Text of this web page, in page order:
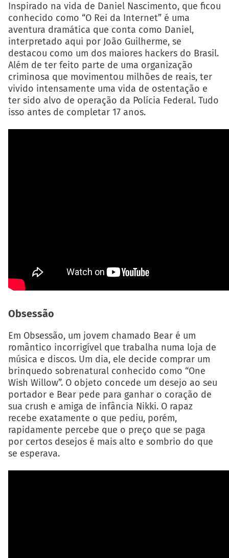
Inspirado na vida de Daniel Nascimento, que ficou
conhecido como “O Rei da Internet” é uma
aventura dramática que conta como Daniel,
interpretado aqui por João Guilherme, se
destacou como um dos maiores hackers do Brasil.
Além de ter feito parte de uma organização
criminosa que movimentou milhões de reais, ter
vivido intensamente uma vida de ostentação e
ter sido alvo de operação da Polícia Federal. Tudo
isso antes de completar 17 anos.
Obsessão
Em Obsessão, um jovem chamado Bear é um
romântico incorrigível que trabalha numa loja de
música e discos. Um dia, ele decide comprar um
brinquedo sobrenatural conhecido como “One
Wish Willow”. O objeto concede um desejo ao seu
portador e Bear pede para ganhar o coração de
sua crush e amiga de infância Nikki. O rapaz
recebe exatamente o que pediu, porém,
rapidamente percebe que o preço que se paga
por certos desejos é mais alto e sombrio do que
se esperava.